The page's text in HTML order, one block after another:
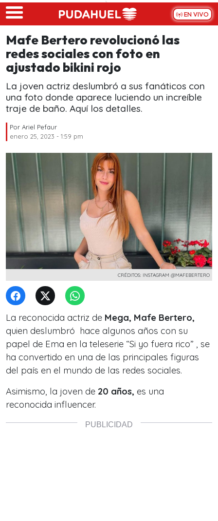
Skip to main content
EN VIVO
Mafe Bertero revolucionó las
redes sociales con foto en
ajustado bikini rojo
La joven actriz deslumbró a sus fanáticos con
una foto donde aparece luciendo un increíble
traje de baño. Aquí los detalles.
Por Ariel Pefaur
enero 25, 2023 - 1:59 pm
CRÉDITOS: INSTAGRAM @MAFEBERTERO
La reconocida actriz de Mega, Mafe Bertero,
quien deslumbró hace algunos años con su
papel de Ema en la teleserie “Si yo fuera rico” , se
ha convertido en una de las principales figuras
del país en el mundo de las redes sociales.
Asimismo, la joven de 20 años, es una
reconocida influencer.